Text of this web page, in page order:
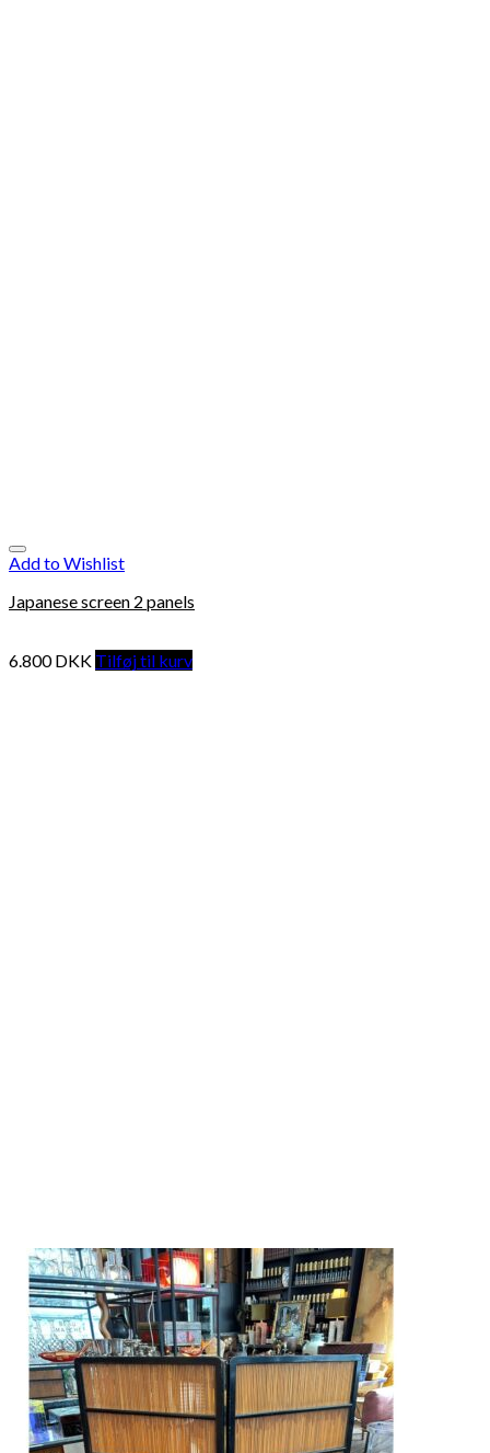
Add to Wishlist
Japanese screen 2 panels
6.800DKK Tilføj til kurv